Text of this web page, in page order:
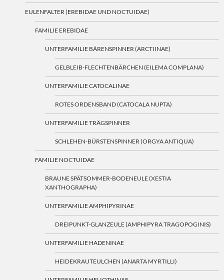
EULENFALTER (EREBIDAE UND NOCTUIDAE)
FAMILIE EREBIDAE
UNTERFAMILIE BÄRENSPINNER (ARCTIINAE)
GELBLEIB-FLECHTENBÄRCHEN (EILEMA COMPLANA)
UNTERFAMILIE CATOCALINAE
ROTES ORDENSBAND (CATOCALA NUPTA)
UNTERFAMILIE TRÄGSPINNER
SCHLEHEN-BÜRSTENSPINNER (ORGYA ANTIQUA)
FAMILIE NOCTUIDAE
BRAUNE SPÄTSOMMER-BODENEULE (XESTIA
XANTHOGRAPHA)
UNTERFAMILIE AMPHIPYRINAE
DREIPUNKT-GLANZEULE (AMPHIPYRA TRAGOPOGINIS)
UNTERFAMILIE HADENINAE
HEIDEKRAUTEULCHEN (ANARTA MYRTILLI)